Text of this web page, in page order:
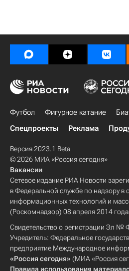
Футбол Фигурное катание
Спецпроекты
Реклама
Версия 2023.1 Beta
© 2026 МИА «Россия сегодня»
Вакансии
Сетевое издание РИА Новости
в Федеральной службе по надзору в
информационных технологий и
(Роскомнадзор) 08 апреля 2014 года.
Свидетельство о регистрации Эл №
Учредитель: Федеральное
предприятие Международное
«Россия сегодня» (МИА «Россия
Правила использования